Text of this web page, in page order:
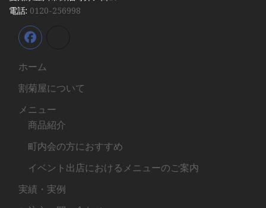
電話: 0120-256998
ホーム
割菊屋について
メニュー
商品紹介
町内会の方におすすめ
イベント出店におけるメニューのご案内
実績・実例